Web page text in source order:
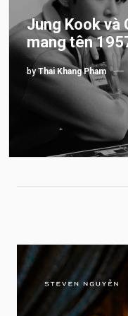
Jung Kook và
mang tên
byThai Khang Pham